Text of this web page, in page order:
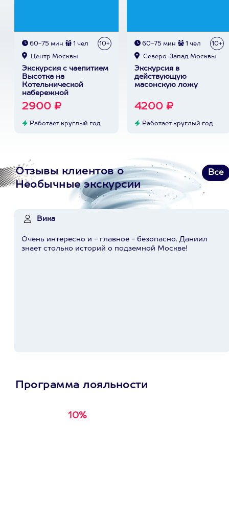
60-75 мин 1 чел 10+
Центр Москвы
Экскурсия с чаепитием
Высотка на
Котельнической
набережной
2900 ₽
Работает круглый год
60-75 мин 1 чел 10+
Северо-Запад Москвы
Экскурсия в
действующую
масонскую ложу
4200 ₽
Работает круглый год
Отзывы клиентов о
Необычные экскурсии
Все
Вика
Очень интересно и - главное - безопасно. Даниил
знает столько историй о подземной Москве!
Программа лояльности
10%